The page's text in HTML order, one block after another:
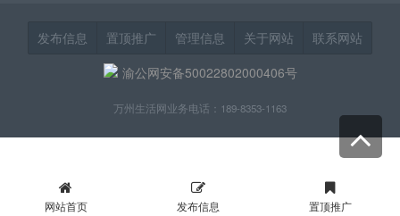
发布信息 置顶推广 管理信息 关于网站
联系网站
渝公网安备50022802000406号
万州生活网业务电话：189-8353-1163
网站首页 发布信息 置顶推广